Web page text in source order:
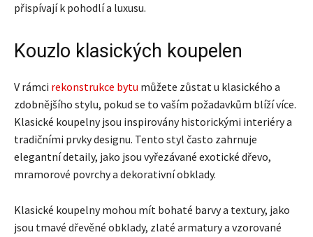
přispívají k pohodlí a luxusu.
Kouzlo klasických koupelen
V rámci rekonstrukce bytu můžete zůstat u klasického a
zdobnějšího stylu, pokud se to vaším požadavkům blíží více.
Klasické koupelny jsou inspirovány historickými interiéry a
tradičními prvky designu. Tento styl často zahrnuje
elegantní detaily, jako jsou vyřezávané exotické dřevo,
mramorové povrchy a dekorativní obklady.
Klasické koupelny mohou mít bohaté barvy a textury, jako
jsou tmavé dřevěné obklady, zlaté armatury a vzorované